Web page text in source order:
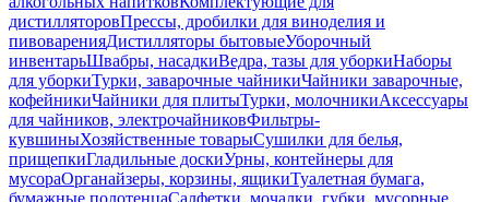
дистилляторовПрессы, дробилки для виноделия и
пивоваренияДистилляторы бытовыеУборочный
инвентарьШвабры, насадкиВедра, тазы для уборкиНаборы
для уборкиТурки, заварочные чайникиЧайники заварочные,
кофейникиЧайники для плитыТурки, молочникиАксессуары
для чайников, электрочайниковФильтры-
кувшиныХозяйственные товарыСушилки для белья,
прищепкиГладильные доскиУрны, контейнеры для
мусораОрганайзеры, корзины, ящикиТуалетная бумага,
бумажные полотенцаСалфетки, мочалки, губки, мусорные